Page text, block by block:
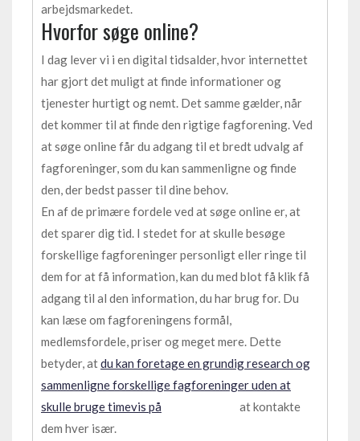
arbejdsmarkedet.
Hvorfor søge online?
I dag lever vi i en digital tidsalder, hvor internettet
har gjort det muligt at finde informationer og
tjenester hurtigt og nemt. Det samme gælder, når
det kommer til at finde den rigtige fagforening. Ved
at søge online får du adgang til et bredt udvalg af
fagforeninger, som du kan sammenligne og finde
den, der bedst passer til dine behov.
En af de primære fordele ved at søge online er, at
det sparer dig tid. I stedet for at skulle besøge
forskellige fagforeninger personligt eller ringe til
dem for at få information, kan du med blot få klik få
adgang til al den information, du har brug for. Du
kan læse om fagforeningens formål,
medlemsfordele, priser og meget mere. Dette
betyder, atdu kan foretage en grundig research og
sammenligne forskellige fagforeninger uden at
skulle bruge timevis på
at kontakte
dem hver især.